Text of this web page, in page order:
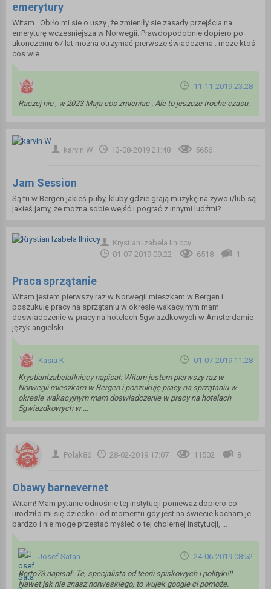
emerytury
Witam . Obiło mi sie o uszy ,że zmieniły sie zasady przejścia na
emeryturę wczesniejsza w Norwegii. Prawdopodobnie dopiero po
ukonczeniu 67 lat można otrzymać pierwsze świadczenia . może ktoś
cos wie ...
11-11-2019 23:28
Raczej nie , w 2023 Maja cos zmieniac . Ale to jeszcze troche czasu.
karvin W 13-08-2019 21:48 5656
Jam Session
Są tu w Bergen jakieś puby, kluby gdzie grają muzykę na żywo i/lub są
jakieś jamy, że można sobie wejść i pograć z innymi ludźmi?
Krystian Izabela Ilniccy
01-07-2019 09:22
6518 1
Praca sprzątanie
Witam jestem pierwszy raz w Norwegii mieszkam w Bergen i
poszukuję pracy na sprzątaniu w okresie wakacyjnym mam
doswiadczenie w pracy na hotelach 5gwiazdkowych w Amsterdamie
język angielski ...
Kasia K
01-07-2019 11:28
KrystianIzabelaIlniccy napisał: Witam jestem pierwszy raz w
Norwegii mieszkam w Bergen i poszukuję pracy na sprzątaniu w
okresie wakacyjnym mam doswiadczenie w pracy na hotelach
5gwiazdkowych w ...
Polak86 28-02-2019 17:07 11502 8
Obawy barnevernet
Witam! Mam pytanie odnośnie tej instytucji ponieważ dopiero co
urodziło mi się dziecko i od momentu gdy jest na świecie kocham je
bardzo i nie moge przestać myśleć o tej cholernej instytucji, ...
Josef Satan
24-06-2019 08:52
Berto73 napisał: Te, specjalista od teorii spiskowych i polityki!!!
Nawet jak nie znasz norweskiego, to wujek google ci pomoże.